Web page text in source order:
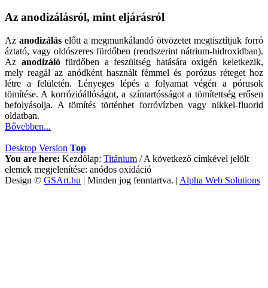
Az anodizálásról, mint eljárásról
Az anodizálás előtt a megmunkálandó ötvözetet megtisztítjuk forró
áztató, vagy oldószeres fürdőben (rendszerint nátrium-hidroxidban).
Az anodizálófürdőben a feszültség hatására oxigén keletkezik,
mely reagál az anódként használt fémmel és porózus réteget hoz
létre a felületén. Lényeges lépés a folyamat végén a pórusok
tömítése. A korrózióállóságot, a színtartósságot a tömítettség erősen
befolyásolja. A tömítés történhet forróvízben vagy nikkel-fluorid
oldatban.
Bővebben...
Desktop Version Top
You are here: Kezdőlap: Titánium /A következő címkével jelölt
elemek megjelenítése: anódos oxidáció
Design © GSArt.hu | Minden jog fenntartva. | Alpha Web Solutions